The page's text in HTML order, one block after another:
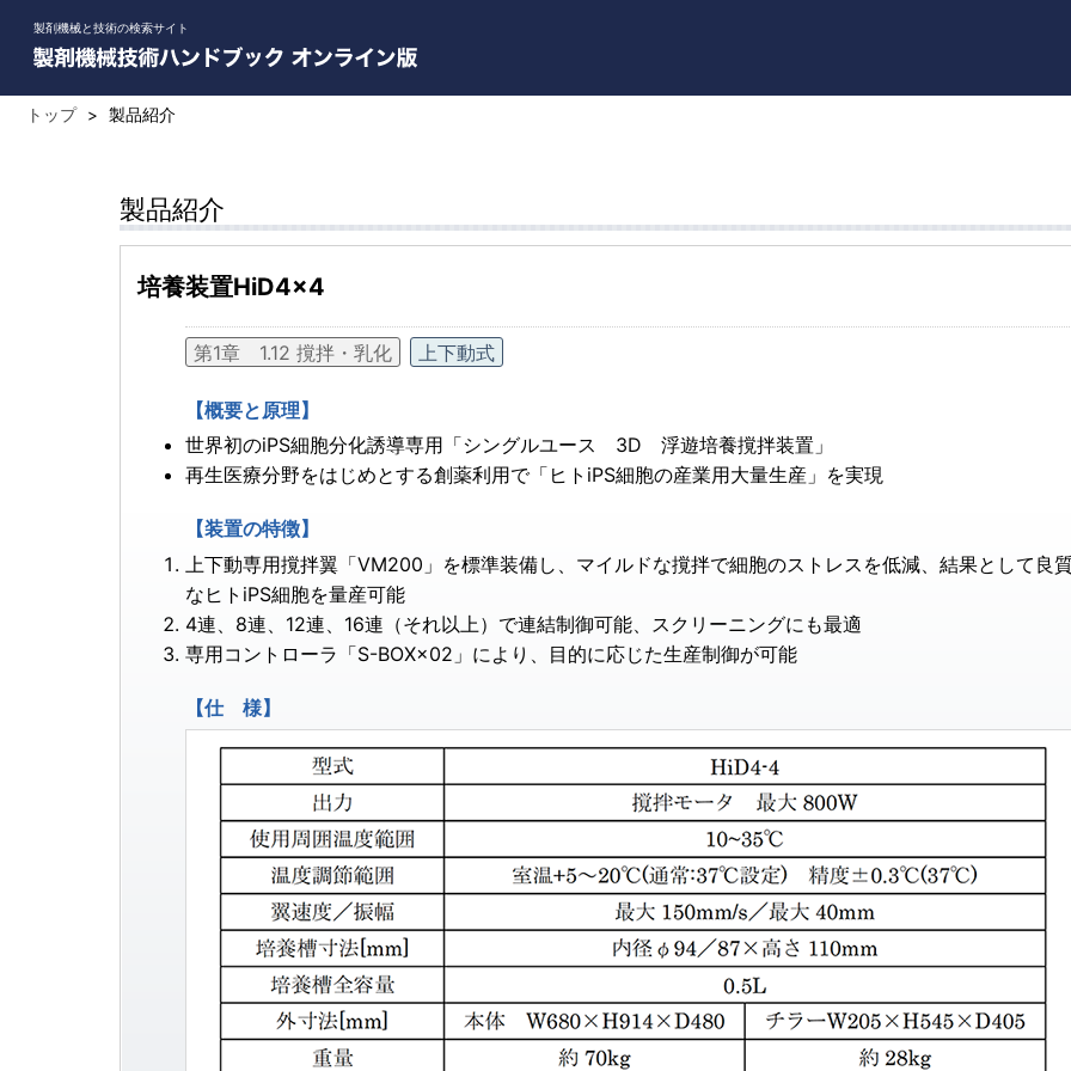
製剤機械と技術の検索サイト
トップ > 製品紹介
製品紹介
培養装置HiD4×4
第1章 1.12 撹拌・乳化 上下動式
【概要と原理】
世界初のiPS細胞分化誘導専用「シングルユース 3D 浮遊培養撹拌装置」
再生医療分野をはじめとする創薬利用で「ヒトiPS細胞の産業用大量生産」を実現
【装置の特徴】
上下動専用撹拌翼「VM200」を標準装備し、マイルドな撹拌で細胞のストレスを低減、結果として良
なヒトiPS細胞を量産可能
4連、8連、12連、16連（それ以上）で連結制御可能、スクリーニングにも最適
専用コントローラ「S-BOX×02」により、目的に応じた生産制御が可能
【仕 様】